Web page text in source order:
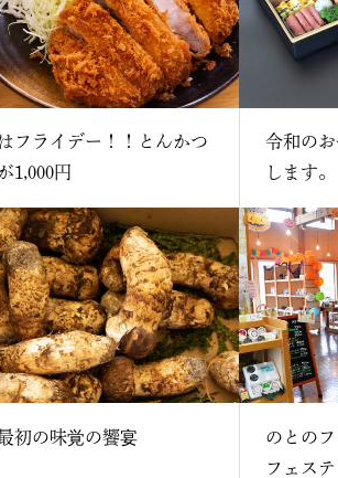
フライデー！！とんかつ
1,000円
令和の
します。
初の味覚の饗宴
のとの
フェス